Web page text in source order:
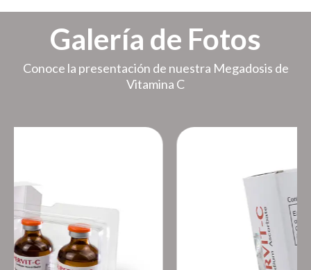
Galería de Fotos
Conoce la presentación de nuestra Megadosis de
Vitamina C